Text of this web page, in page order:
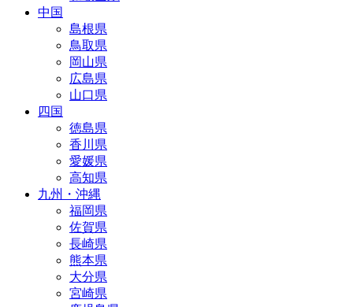
中国
島根県
鳥取県
岡山県
広島県
山口県
四国
徳島県
香川県
愛媛県
高知県
九州・沖縄
福岡県
佐賀県
長崎県
熊本県
大分県
宮崎県